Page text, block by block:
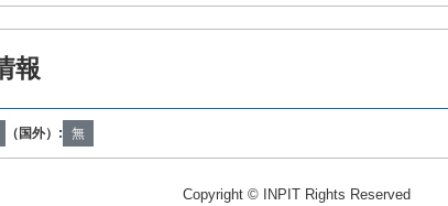
報
H01B1/06 H01B1/10 H01B13/00 H01M10/052 H01M10/0562